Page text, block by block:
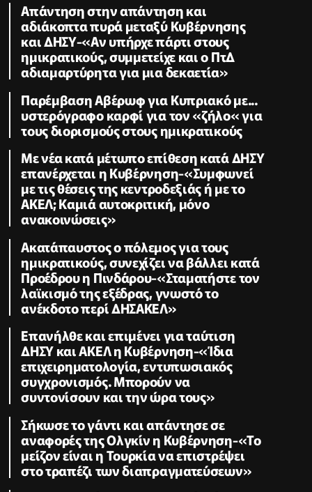
Απάντηση στην απάντηση και
αδιάκοπτα πυρά μεταξύ Κυβέρνησης
και ΔΗΣΥ-«Αν υπήρχε πάρτι στους
ημικρατικούς, συμμετείχε και ο ΠτΔ
αδιαμαρτύρητα για μια δεκαετία»
Παρέμβαση Αβέρωφ για Κυπριακό με...
υστερόγραφο καρφί για τον «ζήλο« για
τους διορισμούς στους ημικρατικούς
Με νέα κατά μέτωπο επίθεση κατά ΔΗΣΥ
επανέρχεται η Κυβέρνηση-«Συμφωνεί
με τις θέσεις της κεντροδεξιάς ή με το
ΑΚΕΛ; Kαμιά αυτοκριτική, μόνο
ανακοινώσεις»
Ακατάπαυστος ο πόλεμος για τους
ημικρατικούς, συνεχίζει να βάλλει κατά
Προέδρου η Πινδάρου-«Σταματήστε τον
λαϊκισμό της εξέδρας, γνωστό το
ανέκδοτο περί ΔΗΣΑΚΕΛ»
Επανήλθε και επιμένει για ταύτιση
ΔΗΣΥ και ΑΚΕΛ η Κυβέρνηση-«Ίδια
επιχειρηματολογία, εντυπωσιακός
συγχρονισμός. Μπορούν να
συντονίσουν και την ώρα τους»
Σήκωσε το γάντι και απάντησε σε
αναφορές της Ολγκίν η Κυβέρνηση-«Το
μείζον είναι η Τουρκία να επιστρέψει
στο τραπέζι των διαπραγματεύσεων»